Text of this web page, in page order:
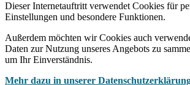
Dieser Internetauftritt verwendet Cookies für
Einstellungen und besondere Funktionen.
Außerdem möchten wir Cookies auch
Daten zur Nutzung unseres Angebots zu
um Ihr Einverständnis.
Mehr dazu in unserer